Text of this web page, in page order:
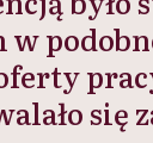
w
się